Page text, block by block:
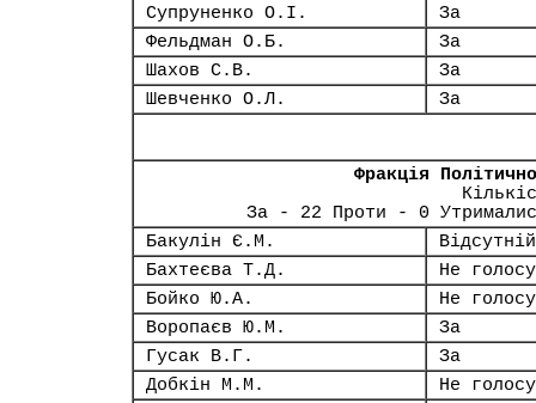
Супруненко О.І.
За
Фельдман О.Б.
За
Шахов С.В.
За
Шевченко О.Л.
За
Фракція
За - 22 Проти - 0
Бакулін Є.М.
Відсутній
Бахтеєва Т.Д.
Не
Бойко Ю.А.
Не
Воропаєв Ю.М.
За
Гусак В.Г.
За
Добкін М.М.
Не